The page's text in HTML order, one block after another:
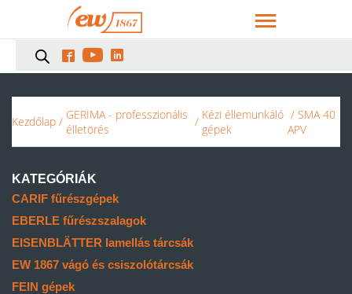
  
Kezdőlap / GERIMA - professzionális
élletörés
/ Kézi éllemunkáló
gépek
/ SMA 40
APV
KATEGÓRIÁK
CARIF fűrészgépek
EBERLE fűrészszalagok
EISENBLÄTTER lamellás tárcsák
EW 1867 vágó és csiszolótárcsák
FEIN gépek